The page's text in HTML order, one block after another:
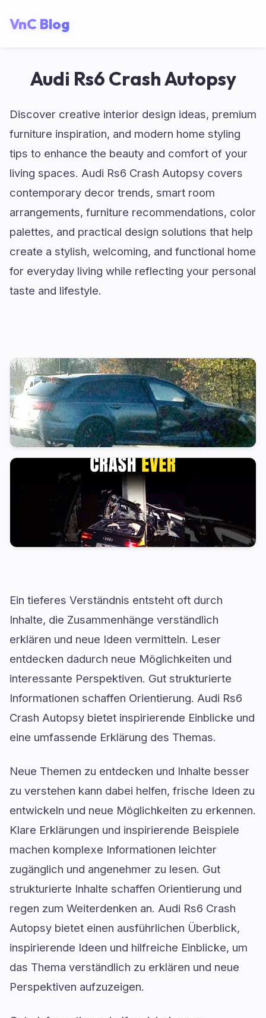
VnC Blog
Audi Rs6 Crash Autopsy
Discover creative interior design ideas, premium
furniture inspiration, and modern home styling
tips to enhance the beauty and comfort of your
living spaces. Audi Rs6 Crash Autopsy covers
contemporary decor trends, smart room
arrangements, furniture recommendations, color
palettes, and practical design solutions that help
create a stylish, welcoming, and functional home
for everyday living while reflecting your personal
taste and lifestyle.
Ein tieferes Verständnis entsteht oft durch
Inhalte, die Zusammenhänge verständlich
erklären und neue Ideen vermitteln. Leser
entdecken dadurch neue Möglichkeiten und
interessante Perspektiven. Gut strukturierte
Informationen schaffen Orientierung. Audi Rs6
Crash Autopsy bietet inspirierende Einblicke und
eine umfassende Erklärung des Themas.
Neue Themen zu entdecken und Inhalte besser
zu verstehen kann dabei helfen, frische Ideen zu
entwickeln und neue Möglichkeiten zu erkennen.
Klare Erklärungen und inspirierende Beispiele
machen komplexe Informationen leichter
zugänglich und angenehmer zu lesen. Gut
strukturierte Inhalte schaffen Orientierung und
regen zum Weiterdenken an. Audi Rs6 Crash
Autopsy bietet einen ausführlichen Überblick,
inspirierende Ideen und hilfreiche Einblicke, um
das Thema verständlich zu erklären und neue
Perspektiven aufzuzeigen.